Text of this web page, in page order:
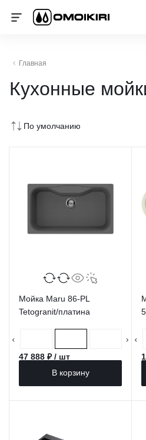
Главная
Кухонные
По умолчанию
Мойка Maru 86-PL
Tetogranit/платина
47 888 ₽ / шт
В корзину